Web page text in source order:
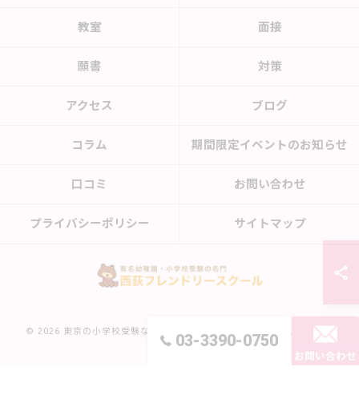
03-3390-0750
お問い合わせ
教室 面接
願書 対策
アクセス ブログ
コラム 期間限定イベントのお知らせ
口コミ お問い合わせ
プライバシーポリシー サイトマップ
© 2026 東京の小学校受験なら西荻フレンドリースクール ALL RIGHTS
RESERVED.